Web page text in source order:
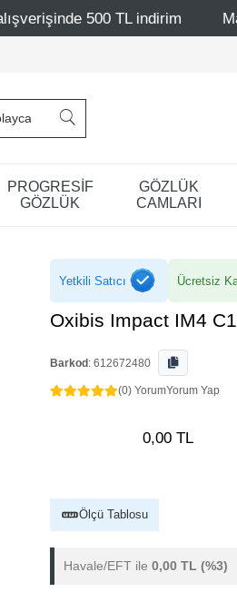
indirim Mağazalarımız –
PROGRESİF
GÖZLÜK
GÖZLÜK
CAMLARI
Yetkili Satıcı Ücretsiz
Oxibis Impact IM4
Barkod : 612672480
(0) YorumYorum Yap
0,00 TL
Ölçü Tablosu
Havale/EFT ile 0,00 TL (%3)